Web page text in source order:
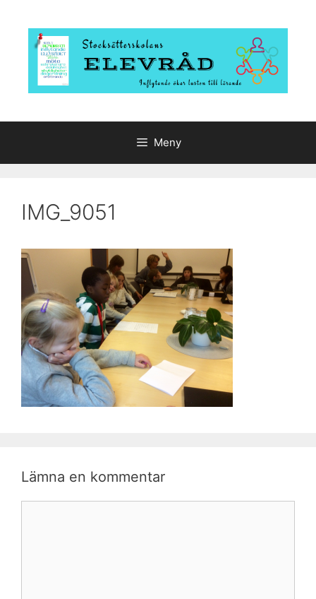
innehåll
Meny
IMG_9051
Lämna en kommentar